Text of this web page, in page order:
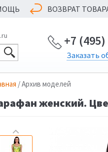
ВОЗВРАТ
+7
Заказать
/ Архив моделей
женский.